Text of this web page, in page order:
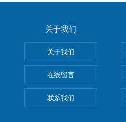
关于我们
关于我们
在线留言
联系我们